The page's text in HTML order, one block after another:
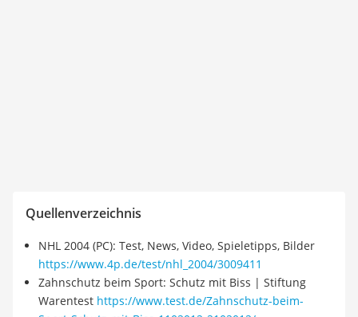
Quellenverzeichnis
NHL 2004 (PC): Test, News, Video, Spieletipps, Bilder
https://www.4p.de/test/nhl_2004/3009411
Zahnschutz beim Sport: Schutz mit Biss | Stiftung
Warentest https://www.test.de/Zahnschutz-beim-